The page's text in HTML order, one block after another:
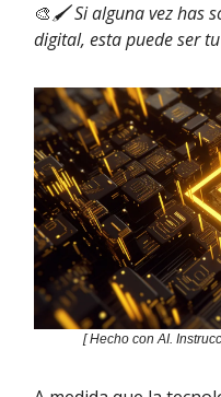
🎨🖌️ Si alguna vez has
digital, esta puede ser
[ Hecho con AI.